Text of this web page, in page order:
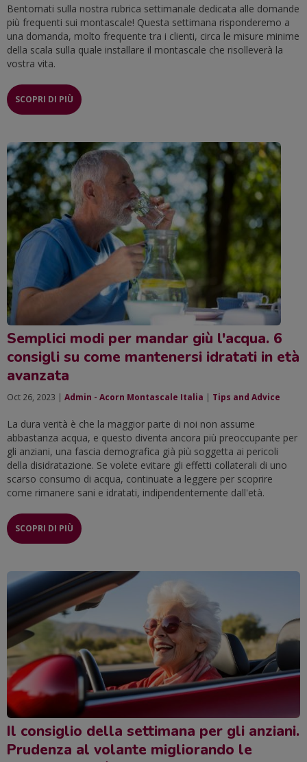
Bentornati sulla nostra rubrica settimanale dedicata alle domande
più frequenti sui montascale! Questa settimana risponderemo a
una domanda, molto frequente tra i clienti, circa le misure minime
della scala sulla quale installare il montascale che risolleverà la
vostra vita.
SCOPRI DI PIÙ
Semplici modi per mandar giù l'acqua. 6
consigli su come mantenersi idratati in età
avanzata
Oct 26, 2023 | Admin - Acorn Montascale Italia | Tips and Advice
La dura verità è che la maggior parte di noi non assume
abbastanza acqua, e questo diventa ancora più preoccupante per
gli anziani, una fascia demografica già più soggetta ai pericoli
della disidratazione. Se volete evitare gli effetti collaterali di uno
scarso consumo di acqua, continuate a leggere per scoprire
come rimanere sani e idratati, indipendentemente dall'età.
SCOPRI DI PIÙ
Il consiglio della settimana per gli anziani.
Prudenza al volante migliorando le